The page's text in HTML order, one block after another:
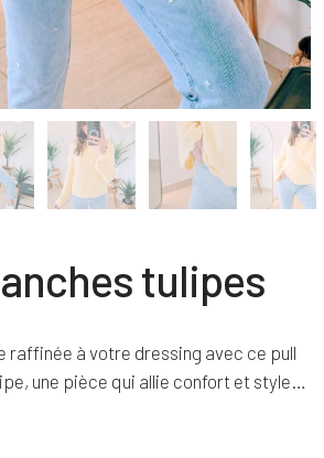
tulipes
raffinée à votre dressing avec ce pull
une pièce qui allie confort et style…